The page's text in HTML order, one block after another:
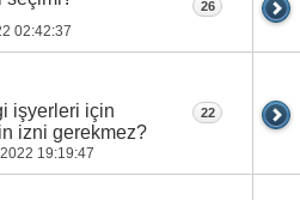
02:42:37
26
işyerleri için
izni gerekmez?
19:19:47
22